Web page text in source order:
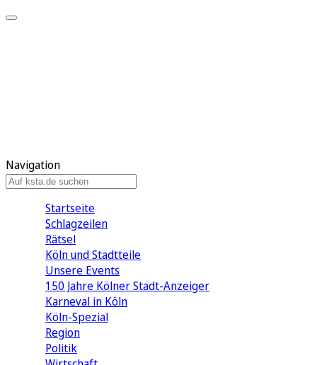
Navigation
Startseite
Schlagzeilen
Rätsel
Köln und Stadtteile
Unsere Events
150 Jahre Kölner Stadt-Anzeiger
Karneval in Köln
Köln-Spezial
Region
Politik